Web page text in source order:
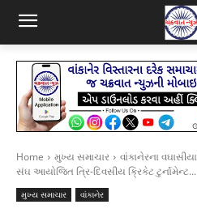
Home મુખ્ય સમાચાર
વાંકાનેરના
સંઘ આયોજિત ત્રિ-દિવસીય ક્રિકેટ ટુર્નામેન્ટ...
મુખ્ય સમાચાર વાંકાનેર